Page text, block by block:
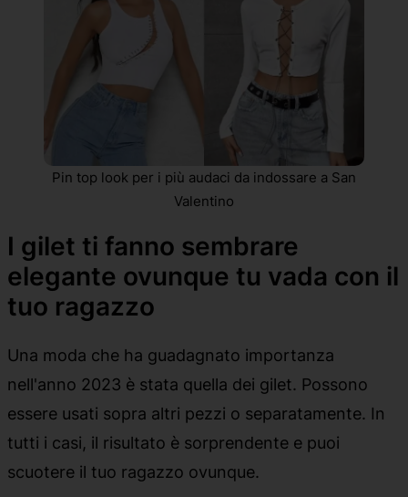
Pin top look per i più audaci da indossare a San
Valentino
I gilet ti fanno sembrare
elegante ovunque tu vada con il
tuo ragazzo
Una moda che ha guadagnato importanza
nell'anno 2023 è stata quella dei gilet. Possono
essere usati sopra altri pezzi o separatamente. In
tutti i casi, il risultato è sorprendente e puoi
scuotere il tuo ragazzo ovunque.